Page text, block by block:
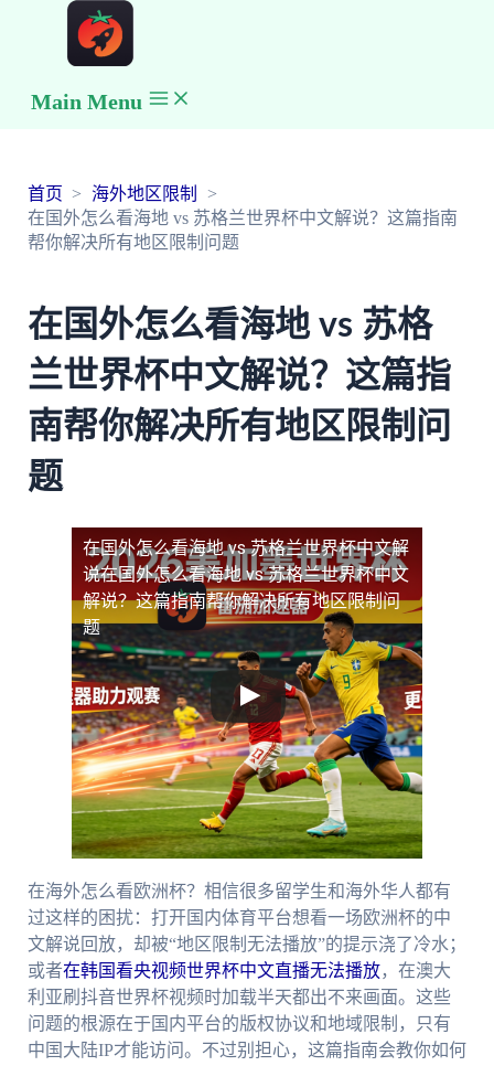
Main Menu
首页
海外地区限制
在国外怎么看海地 vs 苏格兰世界杯中文解说？这篇指南
帮你解决所有地区限制问题
在国外怎么看海地 vs 苏格
兰世界杯中文解说？这篇指
南帮你解决所有地区限制问
题
在国外怎么看海地 vs 苏格兰世界杯中文解
说在国外怎么看海地 vs 苏格兰世界杯中文
解说？这篇指南帮你解决所有地区限制问
题
在海外怎么看欧洲杯？相信很多留学生和海外华人都有
过这样的困扰：打开国内体育平台想看一场欧洲杯的中
文解说回放，却被“地区限制无法播放”的提示浇了冷水；
或者在韩国看央视频世界杯中文直播无法播放，在澳大
利亚刷抖音世界杯视频时加载半天都出不来画面。这些
问题的根源在于国内平台的版权协议和地域限制，只有
中国大陆IP才能访问。不过别担心，这篇指南会教你如何